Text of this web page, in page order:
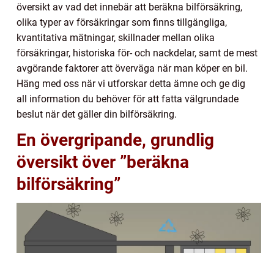
översikt av vad det innebär att beräkna bilförsäkring,
olika typer av försäkringar som finns tillgängliga,
kvantitativa mätningar, skillnader mellan olika
försäkringar, historiska för- och nackdelar, samt de mest
avgörande faktorer att överväga när man köper en bil.
Häng med oss när vi utforskar detta ämne och ge dig
all information du behöver för att fatta välgrundade
beslut när det gäller din bilförsäkring.
En övergripande, grundlig
översikt över ”beräkna
bilförsäkring”